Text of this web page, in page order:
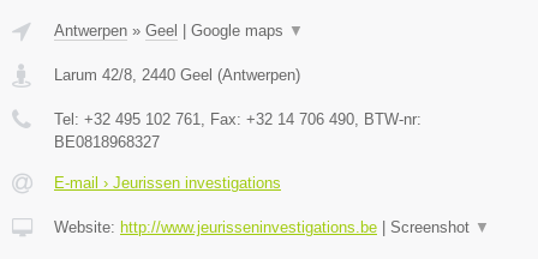
Antwerpen » Geel | Google maps ▼
Larum 42/8 2440 Geel (Antwerpen)
Tel: +32 495 102 761 , Fax: +32 14 706 490 , BTW-nr:
BE0818968327
E-mail › Jeurissen investigations
Website: http://www.jeurisseninvestigations.be | Screenshot ▼